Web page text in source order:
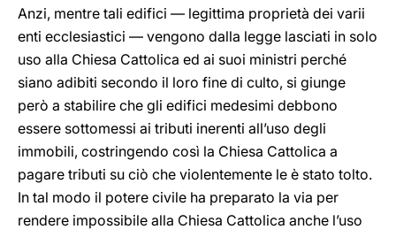
Anzi, mentre tali edifici — legittima proprietà dei varii
enti ecclesiastici — vengono dalla legge lasciati in solo
uso alla Chiesa Cattolica ed ai suoi ministri perché
siano adibiti secondo il loro fine di culto, si giunge
però a stabilire che gli edifici medesimi debbono
essere sottomessi ai tributi inerenti all’uso degli
immobili, costringendo così la Chiesa Cattolica a
pagare tributi su ciò che violentemente le è stato tolto.
In tal modo il potere civile ha preparato la via per
rendere impossibile alla Chiesa Cattolica anche l’uso